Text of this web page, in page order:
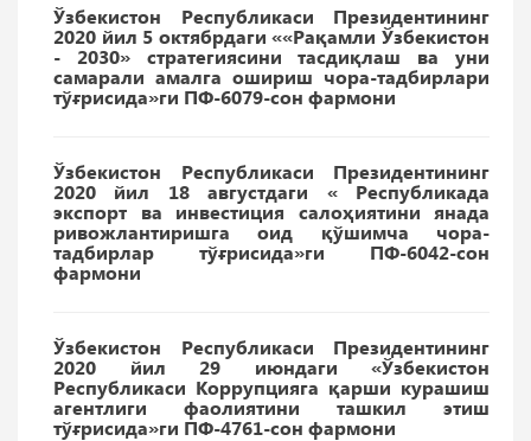
Ўзбекистон Республикаси Президентининг
2020 йил 5 октябрдаги ««Рақамли Ўзбекистон
- 2030» стратегиясини тасдиқлаш ва уни
самарали амалга ошириш чора-тадбирлари
тўғрисида»ги ПФ-6079-сон фармони
Ўзбекистон Республикаси Президентининг
2020 йил 18 августдаги « Республикада
экспорт ва инвестиция салоҳиятини янада
ривожлантиришга оид қўшимча чора-
тадбирлар тўғрисида»ги ПФ-6042-сон
фармони
Ўзбекистон Республикаси Президентининг
2020 йил 29 июндаги «Ўзбекистон
Республикаси Коррупцияга қарши курашиш
агентлиги фаолиятини ташкил этиш
тўғрисида»ги ПФ-4761-сон фармони